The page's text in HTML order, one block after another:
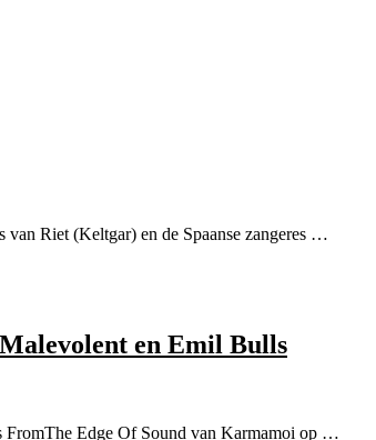
Riet (Keltgar) en de Spaanse zangeres …
en Emil Bulls
FromThe Edge Of Sound van Karmamoi op …